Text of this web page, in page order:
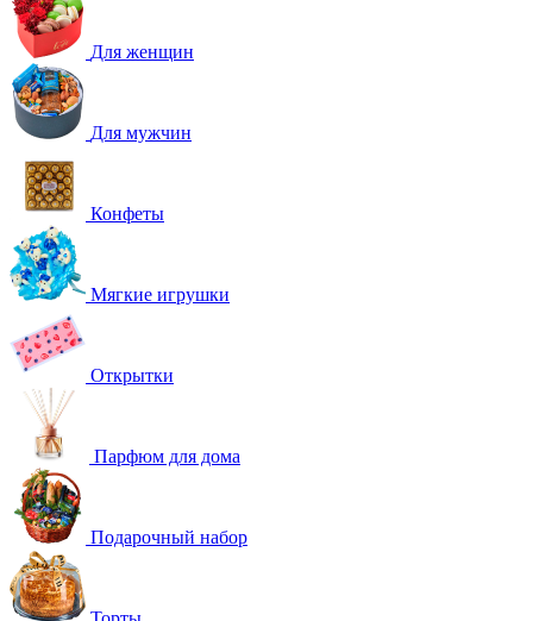
Для женщин
Для мужчин
Конфеты
Мягкие игрушки
Открытки
Парфюм для дома
Подарочный набор